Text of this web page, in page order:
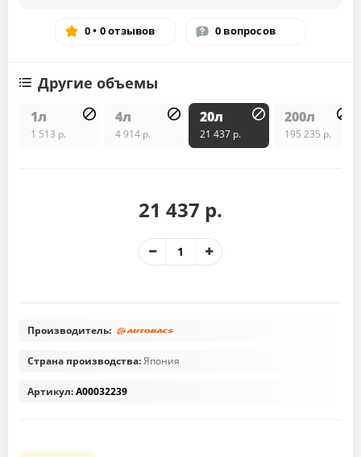
0 • 0 отзывов 0 вопросов
Другие объемы
1л
1 513 р.
4л
4 914 р.
20л
21 437 р.
200л
195 235 р.
21 437 р.
Производитель:
Страна производства:Япония
Артикул:A00032239